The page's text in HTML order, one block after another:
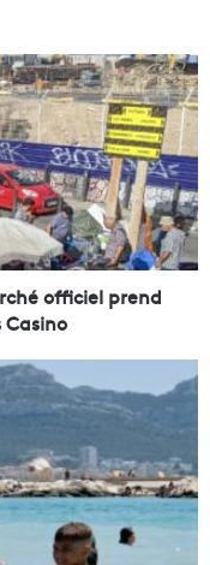
officiel prend